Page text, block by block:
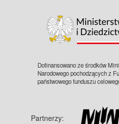
Dofinansowano ze środków
Narodowego pochodzących z
państwowego funduszu
Partnerzy: